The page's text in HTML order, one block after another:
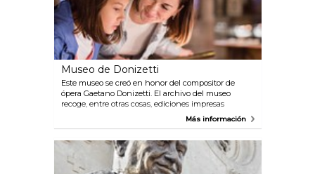
Museo de Donizetti
Este museo se creó en honor del compositor de
ópera Gaetano Donizetti. El archivo del museo
recoge, entre otras cosas, ediciones impresas
originales, una valiosa colección de iconos y
Más información